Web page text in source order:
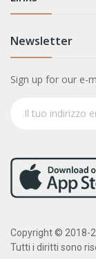
Newsletter
Sign up for our e-
Copyright © 2018-
Tutti i diritti sono